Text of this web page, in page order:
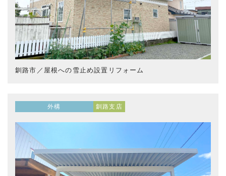
釧路市／屋根への雪止め設置リフォーム
外構 釧路支店